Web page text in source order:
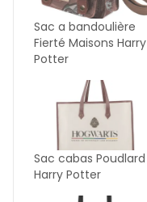
Sac a bandoulière
Fierté Maisons Harry
Potter
Sac cabas Poudlard
Harry Potter